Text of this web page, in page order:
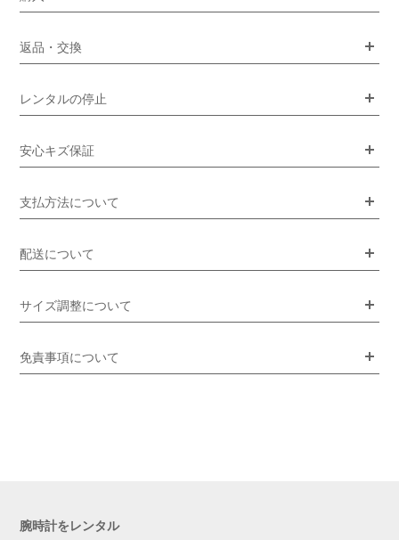
返品・交換
レンタルの停止
安心キズ保証
支払方法について
配送について
サイズ調整について
免責事項について
腕時計をレンタル